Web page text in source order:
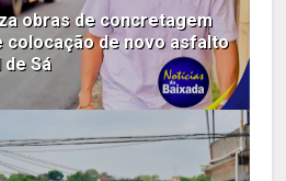
obras de concretagem
colocação de novo asfalto
de Sá